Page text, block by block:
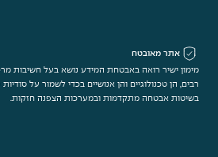
אתר מאובטח
מימון ישיר רואה באבטחת המידע נושא בעל חשיבות
רבים, הן טכנולוגיים והן אנושיים בכדי לשמור על סודיות
בשיטות אבטחה מתקדמות ובמערכות הצפנה חזקות.